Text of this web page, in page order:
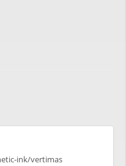
ink/vertimas